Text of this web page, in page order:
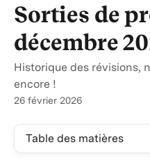
Sorties de
décembre
Historique des révisions,
encore !
26 février 2026
Table des matières